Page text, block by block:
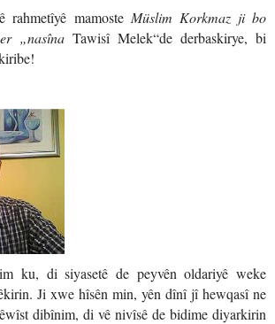
mamoste Müslim Korkmaz ji bo
„nasîna Tawisî Melek“de derbaskirye, bi
ku, di siyasetê de peyvên oldariyê weke
Ji xwe hîsên min, yên dînî jî hewqasî ne
dibînim, di vê nivîsê de bidime diyarkirin